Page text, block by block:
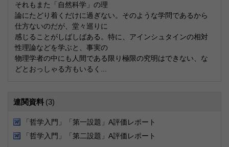
それもまた「自然科学」の理
論にたどり着くだけに過ぎない。そのような学問であるから
仕方ないのだが、堂々巡りに
感じることがしばしばある。特に、アインシュタインの相対
性理論などを学ぶと、事実の
物理学者の中にも人間である限り極限の究明はできない、な
どとおっしゃる方もいるく...
連関資料 (3)
「哲学入門」「第一設題」A評価レポート
「哲学入門」「第二設題」A評価レポート